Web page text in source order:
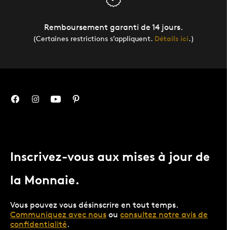
Remboursement garanti de 14 jours.
(Certaines restrictions s’appliquent. Détails ici.)
Inscrivez-vous aux mises à jour de
la Monnaie.
Vous pouvez vous désinscrire en tout temps.
Communiquez avec nous ou consultez notre avis de
confidentialité.